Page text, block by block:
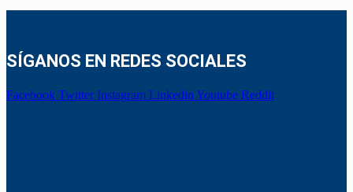
SÍGANOS EN REDES SOCIALES
Facebook Twitter Instagram Linkedin Youtube Reddit